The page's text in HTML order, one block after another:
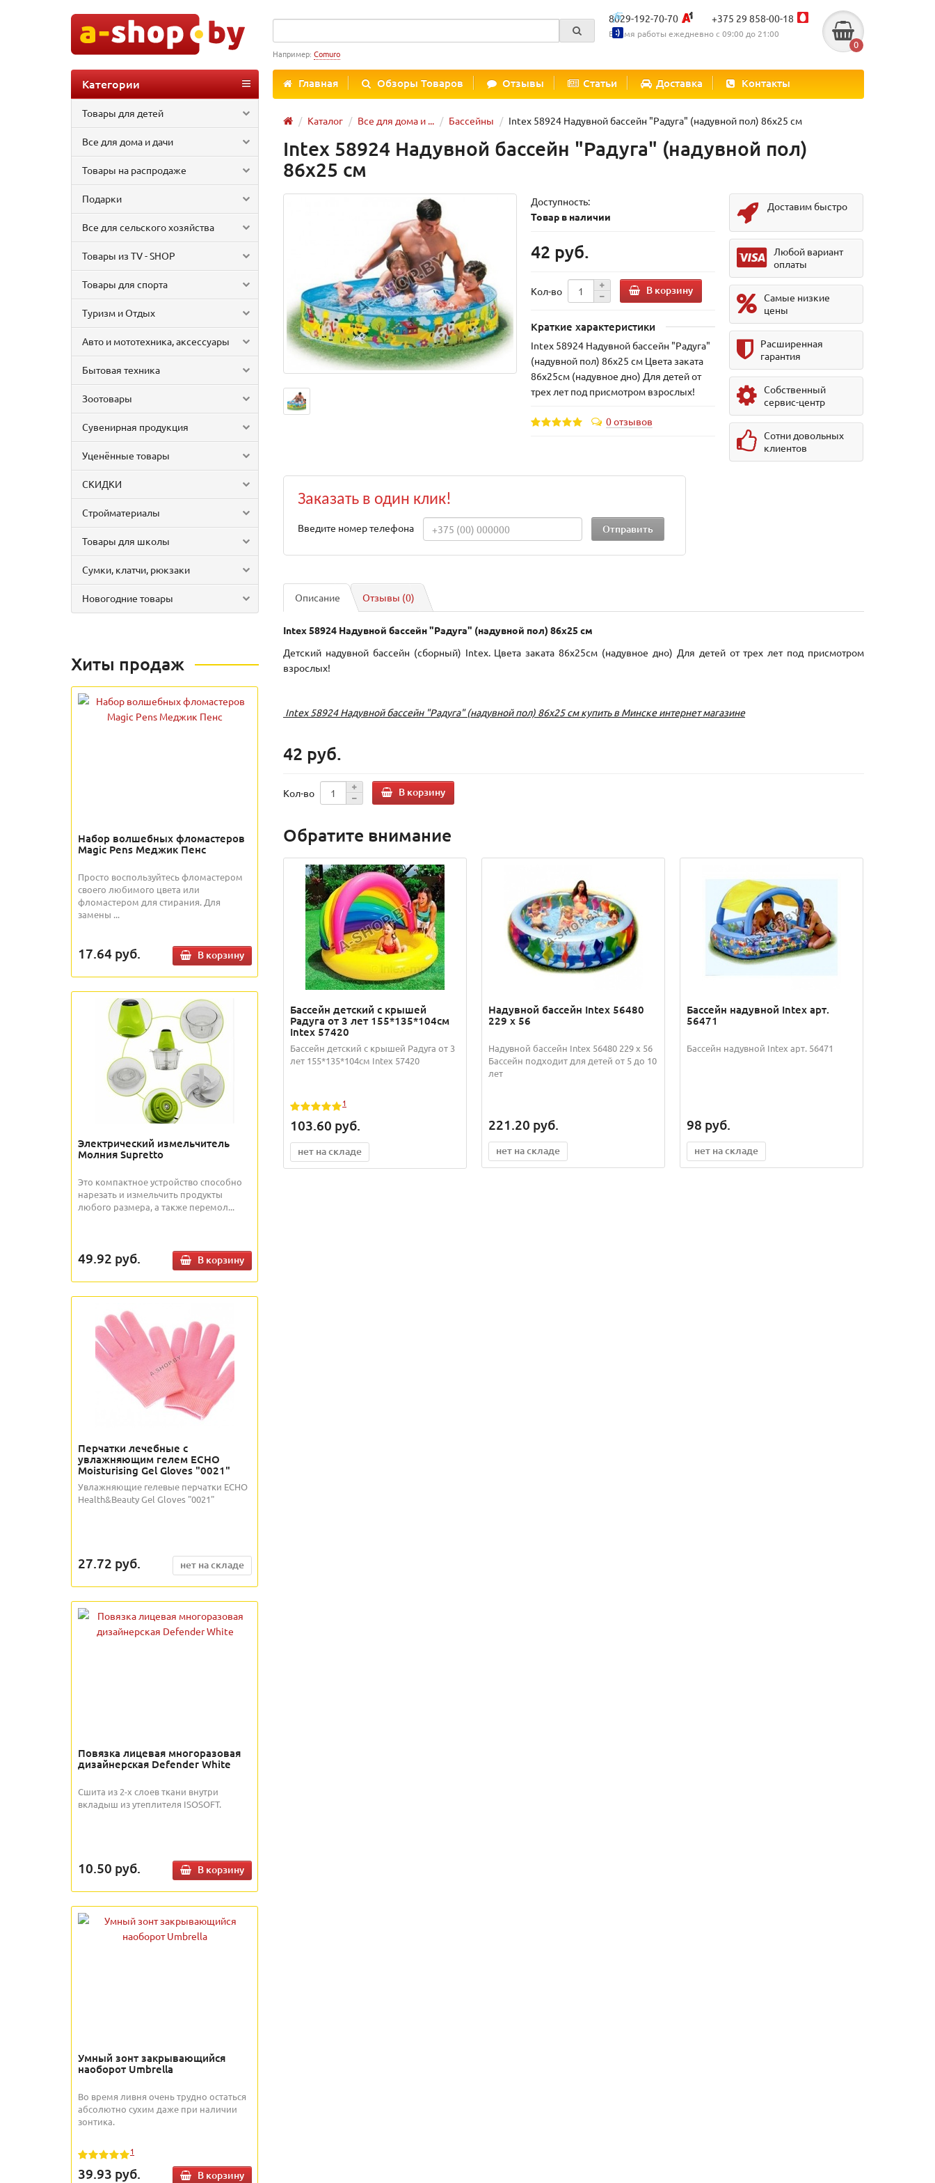
8029-192-70-70 +375 29 858-00-18
Время работы ежедневно с 09:00 до 21:00
0
Например: Comuro
Главная Обзоры Товаров Отзывы Статьи Доставка Контакты
Категории
Товары для детей
Все для дома и дачи
Товары на распродаже
Подарки
Все для сельского хозяйства
Товары из TV - SHOP
Товары для спорта
Туризм и Отдых
Авто и мототехника, аксессуары
Бытовая техника
Зоотовары
Сувенирная продукция
Уценённые товары
СКИДКИ
Стройматериалы
Товары для школы
Сумки, клатчи, рюкзаки
Новогодние товары
Каталог Все для дома и ... Бассейны Intex 58924 Надувной бассейн "Радуга" (надувной пол) 86х25 см
Хиты продаж
Набор волшебных фломастеров
Magic Pens Меджик Пенс
Просто воспользуйтесь фломастером
своего любимого цвета или
фломастером для стирания. Для
замены ...
17.64 руб. В корзину
Электрический измельчитель
Молния Supretto
Это компактное устройство способно
нарезать и измельчить продукты
любого размера, а также перемол...
49.92 руб. В корзину
Перчатки лечебные с
увлажняющим гелем ECHO
Moisturising Gel Gloves "0021"
Увлажняющие гелевые перчатки ECHO
Health&Beauty Gel Gloves "0021"
27.72 руб. нет на складе
Повязка лицевая многоразовая
дизайнерская Defender White
Сшита из 2-х слоев ткани внутри
вкладыш из утеплителя ISOSOFT.
10.50 руб. В корзину
Умный зонт закрывающийся
наоборот Umbrella
Во время ливня очень трудно остаться
абсолютно сухим даже при наличии
зонтика.
1
39.93 руб. В корзину
Intex 58924 Надувной бассейн "Радуга" (надувной пол)
86х25 см
Доступность:
Товар в наличии
42 руб.
Кол-во В корзину
Краткие характеристики
Intex 58924 Надувной бассейн "Радуга"
(надувной пол) 86х25 см Цвета заката
86х25см (надувное дно) Для детей от
трех лет под присмотром взрослых!
0 отзывов
Доставим быстро
Любой вариант
оплаты
Самые низкие
цены
Расширенная
гарантия
Собственный
сервис-центр
Сотни довольных
клиентов
Заказать в один клик!
Введите номер телефона
Описание Отзывы (0)
Intex 58924 Надувной бассейн "Радуга" (надувной пол) 86х25 см
Детский надувной бассейн (сборный) Intex. Цвета заката 86х25см (надувное дно) Для детей от трех лет под присмотром
взрослых!
Intex 58924 Надувной бассейн "Радуга" (надувной пол) 86х25 см купить в Минске интернет магазине
42 руб.
Кол-во В корзину
Обратите внимание
Бассейн детский с крышей
Радуга от 3 лет 155*135*104см
Intex 57420
Бассейн детский с крышей Радуга от 3
лет 155*135*104см Intex 57420
1
103.60 руб.
нет на складе
Надувной бассейн Intex 56480
229 x 56
Надувной бассейн Intex 56480 229 x 56
Бассейн подходит для детей от 5 до 10
лет
221.20 руб.
нет на складе
Бассейн надувной Intex арт.
56471
Бассейн надувной Intex арт. 56471
98 руб.
нет на складе